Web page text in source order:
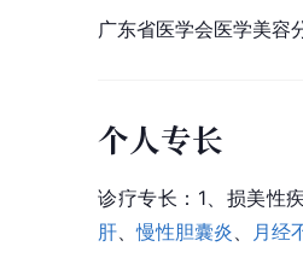
广东省医学会医学美容
个人专长
诊疗专长：1、损美性
肝、慢性胆囊炎、 月经